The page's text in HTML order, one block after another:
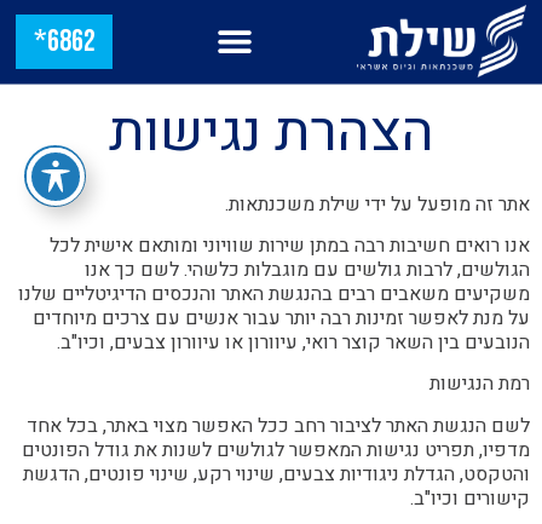
6862*
הצהרת נגישות
אתר זה מופעל על ידי שילת משכנתאות.
אנו רואים חשיבות רבה במתן שירות שוויוני ומותאם אישית לכל
הגולשים, לרבות גולשים עם מוגבלות כלשהי. לשם כך אנו
משקיעים משאבים רבים בהנגשת האתר והנכסים הדיגיטליים שלנו
על מנת לאפשר זמינות רבה יותר עבור אנשים עם צרכים מיוחדים
הנובעים בין השאר קוצר רואי, עיוורון או עיוורון צבעים, וכיו"ב.
רמת הנגישות
לשם הנגשת האתר לציבור רחב ככל האפשר מצוי באתר, בכל אחד
מדפיו, תפריט נגישות המאפשר לגולשים לשנות את גודל הפונטים
והטקסט, הגדלת ניגודיות צבעים, שינוי רקע, שינוי פונטים, הדגשת
קישורים וכיו"ב.